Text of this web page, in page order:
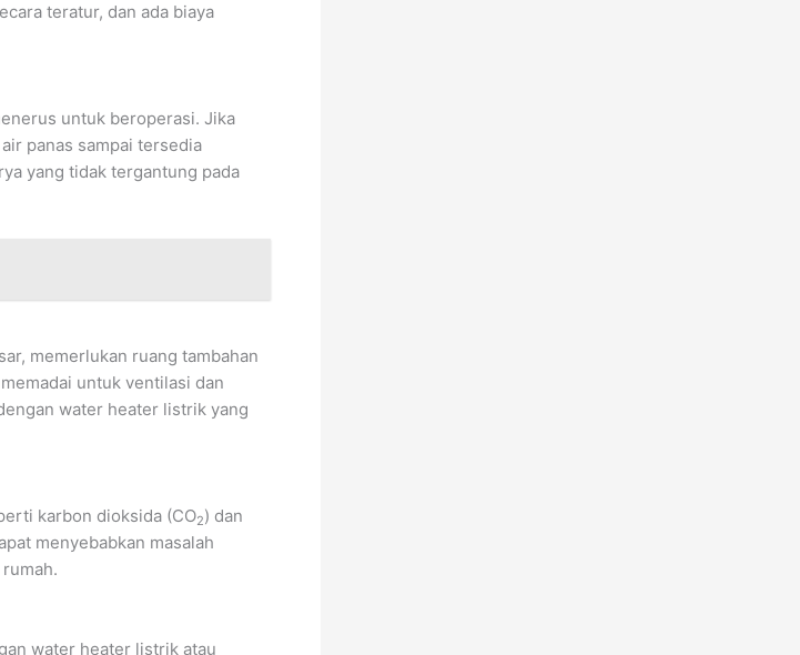
teratur, dan ada biaya
untuk beroperasi. Jika
panas sampai tersedia
yang tidak tergantung pada
memerlukan ruang tambahan
untuk ventilasi dan
water heater listrik yang
karbon dioksida (CO2) dan
menyebabkan masalah
water heater listrik atau